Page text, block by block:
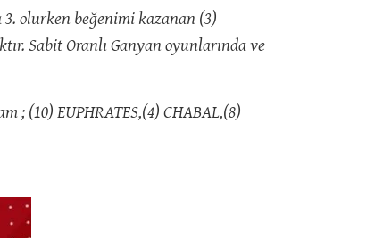
3. olurken beğenimi kazanan (3)
Sabit Oranlı Ganyan oyunlarında ve
; (10) EUPHRATES,(4) CHABAL,(8)